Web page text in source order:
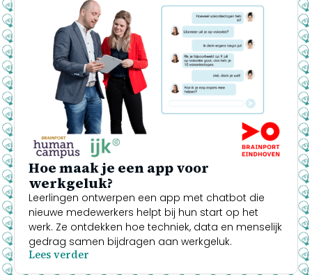
Hoe maak je een app voor
werkgeluk?
Leerlingen ontwerpen een app met chatbot die
nieuwe medewerkers helpt bij hun start op het
werk. Ze ontdekken hoe techniek, data en menselijk
gedrag samen bijdragen aan werkgeluk.
Lees verder